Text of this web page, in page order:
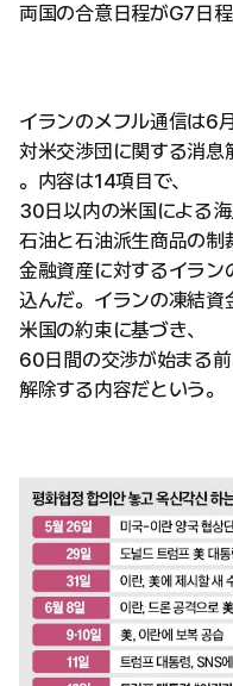
両国の合意日程がG7日
イランのメフル通信は6月
対米交渉団に関する消息
。内容は14項目で、
30日以内の米国による海
石油と石油派生商品の制
金融資産に対するイラン
込んだ。イランの凍結資
米国の約束に基づき、
60日間の交渉が始まる
解除する内容だという。